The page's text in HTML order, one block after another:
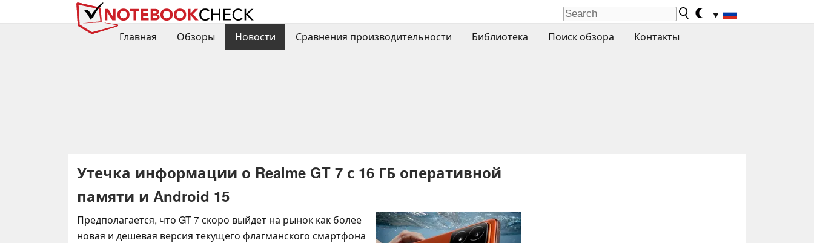
▼
Главная
Обзоры Новости Сравнения производительности Библиотека Поиск обзора Контакты
Утечка информации о Realme GT 7 с 16 ГБ оперативной
памяти и Android 15
Предполагается, что GT 7 скоро выйдет на рынок как более
новая и дешевая версия текущего флагманского смартфона